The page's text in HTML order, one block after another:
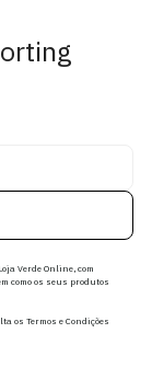
Verde Online, com
como os seus produtos
os Termos e Condições